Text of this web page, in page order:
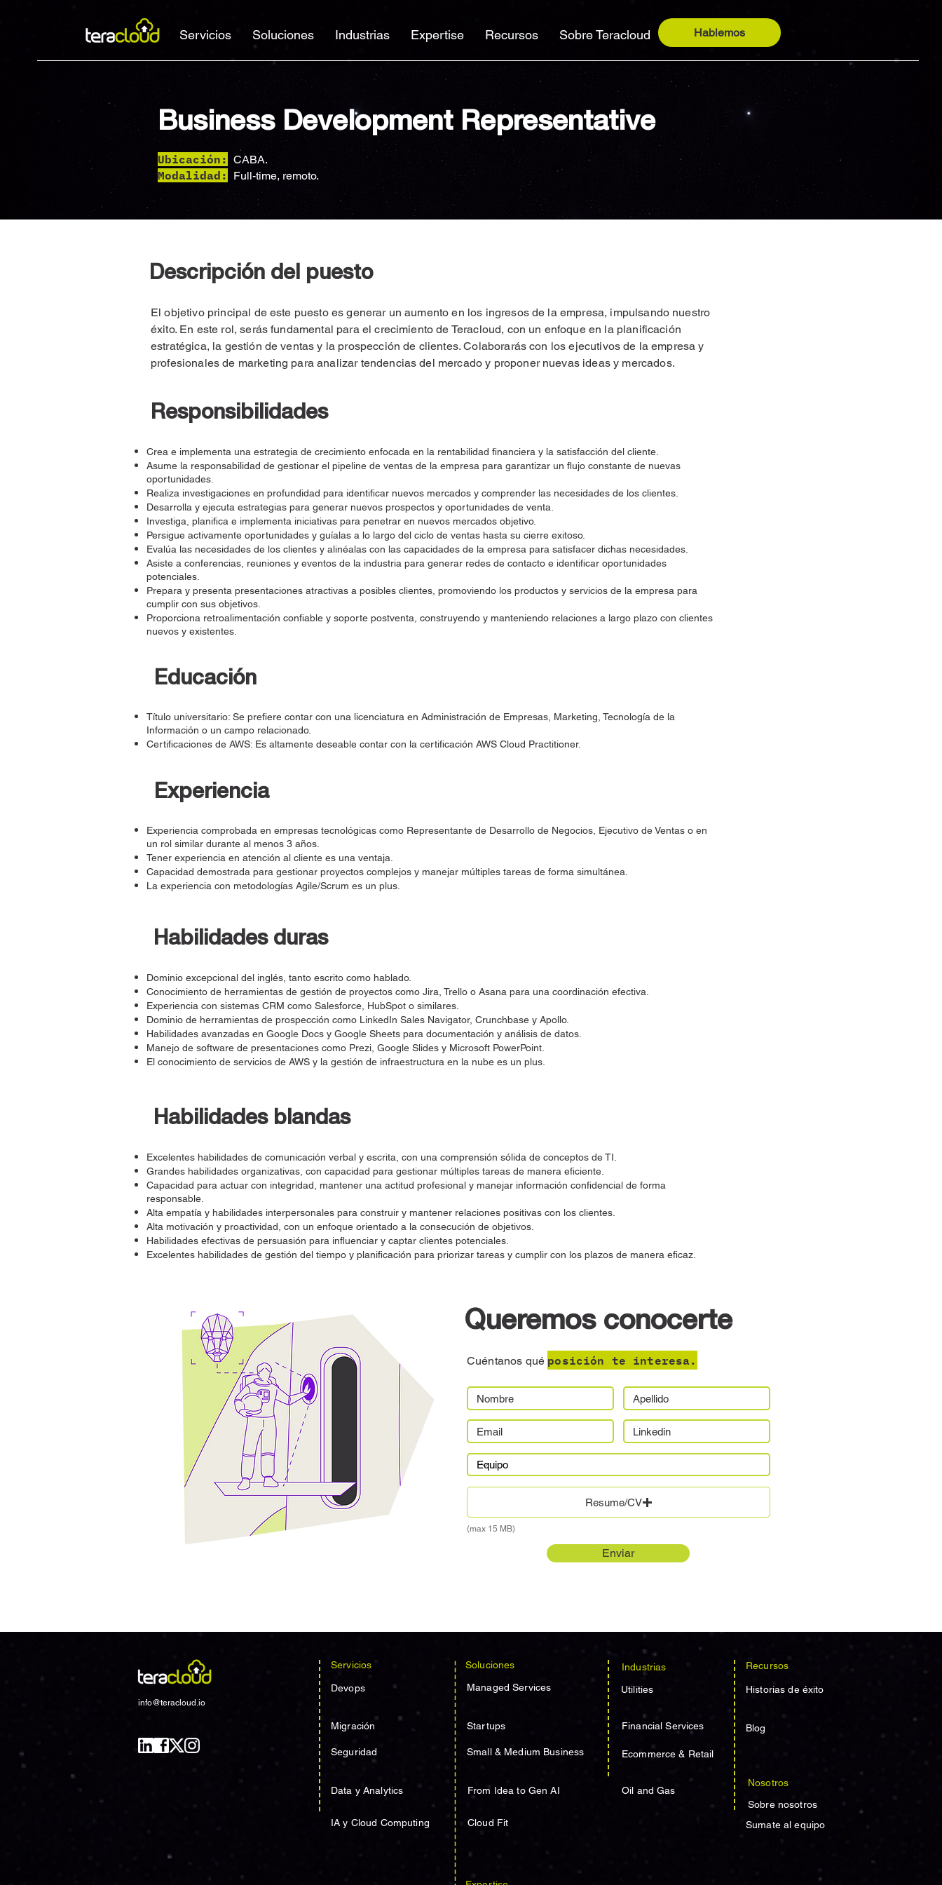
Servicios Soluciones Industrias Expertise Recursos Sobre Teracloud Hablemos
Business Development Representative
Ubicación: CABA.
Modalidad: Full-time, remoto.
Descripción del puesto
El objetivo principal de este puesto es generar un aumento en los ingresos de la empresa, impulsando nuestro
éxito. En este rol, serás fundamental para el crecimiento de Teracloud, con un enfoque en la planificación
estratégica, la gestión de ventas y la prospección de clientes. Colaborarás con los ejecutivos de la empresa y
profesionales de marketing para analizar tendencias del mercado y proponer nuevas ideas y mercados.
Responsibilidades
Crea e implementa una estrategia de crecimiento enfocada en la rentabilidad financiera y la satisfacción del cliente.
Asume la responsabilidad de gestionar el pipeline de ventas de la empresa para garantizar un flujo constante de nuevas
oportunidades.
Realiza investigaciones en profundidad para identificar nuevos mercados y comprender las necesidades de los clientes.
Desarrolla y ejecuta estrategias para generar nuevos prospectos y oportunidades de venta.
Investiga, planifica e implementa iniciativas para penetrar en nuevos mercados objetivo.
Persigue activamente oportunidades y guíalas a lo largo del ciclo de ventas hasta su cierre exitoso.
Evalúa las necesidades de los clientes y alinéalas con las capacidades de la empresa para satisfacer dichas necesidades.
Asiste a conferencias, reuniones y eventos de la industria para generar redes de contacto e identificar oportunidades
potenciales.
Prepara y presenta presentaciones atractivas a posibles clientes, promoviendo los productos y servicios de la empresa para
cumplir con sus objetivos.
Proporciona retroalimentación confiable y soporte postventa, construyendo y manteniendo relaciones a largo plazo con clientes
nuevos y existentes.
Educación
Título universitario: Se prefiere contar con una licenciatura en Administración de Empresas, Marketing, Tecnología de la
Información o un campo relacionado.
Certificaciones de AWS: Es altamente deseable contar con la certificación AWS Cloud Practitioner.
Experiencia
Experiencia comprobada en empresas tecnológicas como Representante de Desarrollo de Negocios, Ejecutivo de Ventas o en
un rol similar durante al menos 3 años.
Tener experiencia en atención al cliente es una ventaja.
Capacidad demostrada para gestionar proyectos complejos y manejar múltiples tareas de forma simultánea.
La experiencia con metodologías Agile/Scrum es un plus.
Habilidades duras
Dominio excepcional del inglés, tanto escrito como hablado.
Conocimiento de herramientas de gestión de proyectos como Jira, Trello o Asana para una coordinación efectiva.
Experiencia con sistemas CRM como Salesforce, HubSpot o similares.
Dominio de herramientas de prospección como LinkedIn Sales Navigator, Crunchbase y Apollo.
Habilidades avanzadas en Google Docs y Google Sheets para documentación y análisis de datos.
Manejo de software de presentaciones como Prezi, Google Slides y Microsoft PowerPoint.
El conocimiento de servicios de AWS y la gestión de infraestructura en la nube es un plus.
Habilidades blandas
Excelentes habilidades de comunicación verbal y escrita, con una comprensión sólida de conceptos de TI.
Grandes habilidades organizativas, con capacidad para gestionar múltiples tareas de manera eficiente.
Capacidad para actuar con integridad, mantener una actitud profesional y manejar información confidencial de forma
responsable.
Alta empatía y habilidades interpersonales para construir y mantener relaciones positivas con los clientes.
Alta motivación y proactividad, con un enfoque orientado a la consecución de objetivos.
Habilidades efectivas de persuasión para influenciar y captar clientes potenciales.
Excelentes habilidades de gestión del tiempo y planificación para priorizar tareas y cumplir con los plazos de manera eficaz.
Queremos conocerte
Cuéntanos qué posición te interesa.
Resume/CV
(max 15 MB)
Enviar
info@teracloud.io
Servicios
Devops
Migración
Seguridad
Data y Analytics
IA y Cloud Computing
Soluciones
Managed Services
Industrias
Utilities
Financial Services
Startups
Recursos
Historias de éxito
Blog
Small & Medium Business
From Idea to Gen AI
Cloud Fit
Ecommerce & Retail
Oil and Gas
Nosotros
Sobre nosotros
Sumate al equipo